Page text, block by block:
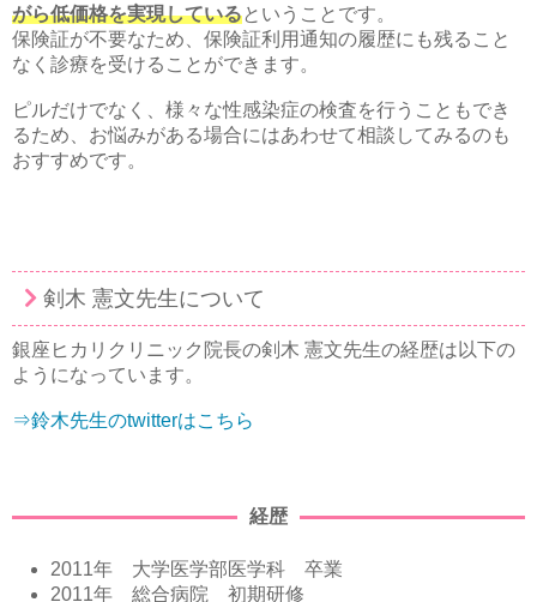
がら低価格を実現しているということです。
保険証が不要なため、保険証利用通知の履歴にも残ること
なく診療を受けることができます。
ピルだけでなく、様々な性感染症の検査を行うこともでき
るため、お悩みがある場合にはあわせて相談してみるのも
おすすめです。
剣木 憲文先生について
銀座ヒカリクリニック院長の剣木 憲文先生の経歴は以下の
ようになっています。
⇒鈴木先生のtwitterはこちら
経歴
2011年 大学医学部医学科 卒業
2011年 総合病院 初期研修